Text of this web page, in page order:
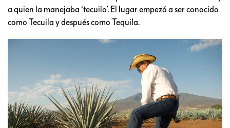
a quien la manejaba ‘tecuilo’. El lugar empezó a ser conocido
como Tecuila y después como Tequila.